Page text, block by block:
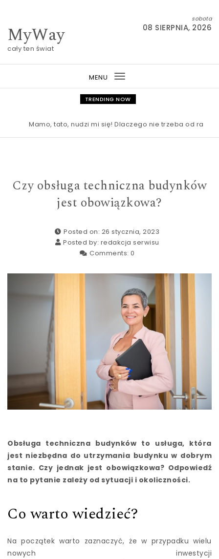
MyWay
cały ten świat
sobota
08 SIERPNIA, 2026
MENU
Toggle
navigation
TRENDING NOW
Mamo, tato, nudzi mi się! Dlaczego nie trzeba od razu
Czy obsługa techniczna budynków
jest obowiązkowa?
Posted on: 26 stycznia, 2023
Posted by: redakcja serwisu
Comments: 0
Obsługa techniczna budynków to usługa, która
jest niezbędna do utrzymania budynku w dobrym
stanie. Czy jednak jest obowiązkowa? Odpowiedź
na to pytanie zależy od sytuacji i okoliczności.
Co warto wiedzieć?
Na początek warto zaznaczyć, że w przypadku wielu
nowych inwestycji